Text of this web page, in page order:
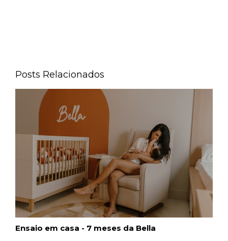
do
seu
bebê?
Posts Relacionados
Ensaio em casa - 7 meses da Bella